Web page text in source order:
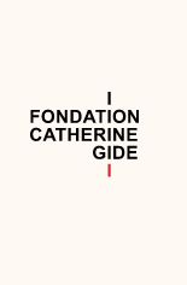
principal